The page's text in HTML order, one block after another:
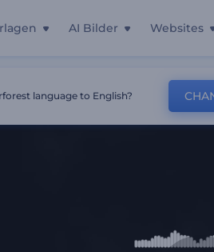
AI Bilder Websites
language to English?